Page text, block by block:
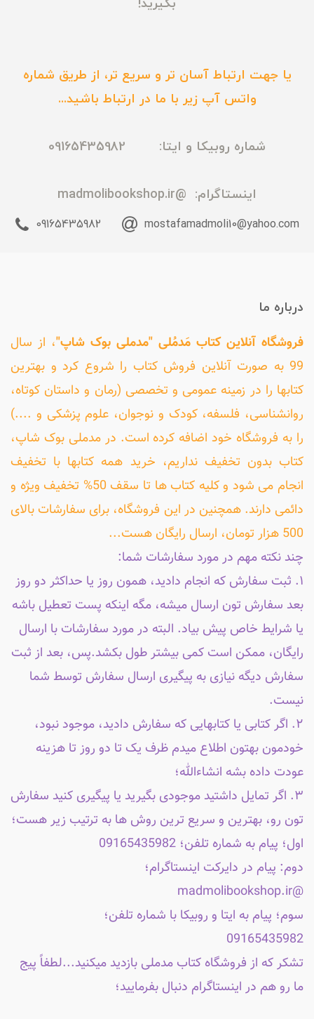
بگیرید!
یا جهت ارتباط آسان تر و سریع تر، از طریق شماره
واتس آپ زیر با ما در ارتباط باشید...
شماره روبیکا و ایتا: 09165435982
اینستاگرام: @madmolibookshop.ir
mostafamadmoli10@yahoo.com
09165435982
درباره ما
فروشگاه آنلاین کتاب مَدمُلی "مدملی بوک شاپ"، از سال
99 به صورت آنلاین فروش کتاب را شروع کرد و بهترین
کتابها را در زمینه عمومی و تخصصی (رمان و داستان کوتاه،
روانشناسی، فلسفه، کودک و نوجوان، علوم پزشکی و ....)
را به فروشگاه خود اضافه کرده است. در مدملی بوک شاپ،
کتاب بدون تخفیف نداریم، خرید همه کتابها با تخفیف
انجام می شود و کلیه کتاب ها تا سقف 50% تخفیف ویژه و
دائمی دارند. همچنین در این فروشگاه، برای سفارشات بالای
500 هزار تومان، ارسال رایگان هست...
چند نکته مهم در مورد سفارشات شما:
۱. ثبت سفارش که انجام دادید، همون روز یا حداکثر دو روز
بعد سفارش تون ارسال میشه، مگه اینکه پست تعطیل باشه
یا شرایط خاص پیش بیاد. البته در مورد سفارشات با ارسال
رایگان، ممکن است کمی بیشتر طول بکشد.پس، بعد از ثبت
سفارش دیگه نیازی به پیگیری ارسال سفارش توسط شما
نیست.
۲. اگر کتابی یا کتابهایی که سفارش دادید، موجود نبود،
خودمون بهتون اطلاع میدم ظرف یک تا دو روز تا هزینه
عودت داده بشه انشاءالله؛
۳. اگر تمایل داشتید موجودی بگیرید یا پیگیری کنید سفارش
تون رو، بهترین و سریع ترین روش ها به ترتیب زیر هست؛
اول؛ پیام به شماره تلفن؛ 09165435982
دوم: پیام در دایرکت اینستاگرام؛
@madmolibookshop.ir
سوم؛ پیام به ایتا و روبیکا با شماره تلفن؛
09165435982
تشکر که از فروشگاه کتاب مدملی بازدید میکنید...لطفاً پیج
ما رو هم در اینستاگرام دنبال بفرمایید؛